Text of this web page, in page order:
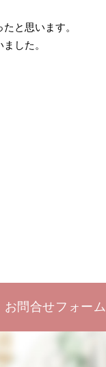
と思います。
した。
お問合せフォーム